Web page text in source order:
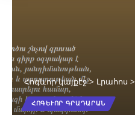
Հոգևոր կայքէջ> Լրահոս >
ՀՈԳԵՒՈՐ ԳՐԱԴԱՐԱՆ